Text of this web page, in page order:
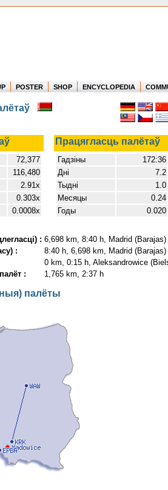
Where in the world have you flown?
How long have you been in the air?
Create your own FlightMemory and see!
POSTER SHOP ENCYCLOPEDIA
Працягласць палётаў
72,377
116,480
2.91x
0.303x
0.0008x
Гадзіны
172:36
Дні
7.2
Тыдні
1.0
Месяцы
0.24
Годы
0.020
: 6,698 km, 8:40 h, Madrid
:
8:40 h, 6,698 km, Madrid
0 km, 0:15 h, Aleksandrowice
:
1,765 km, 2:37 h
палёты